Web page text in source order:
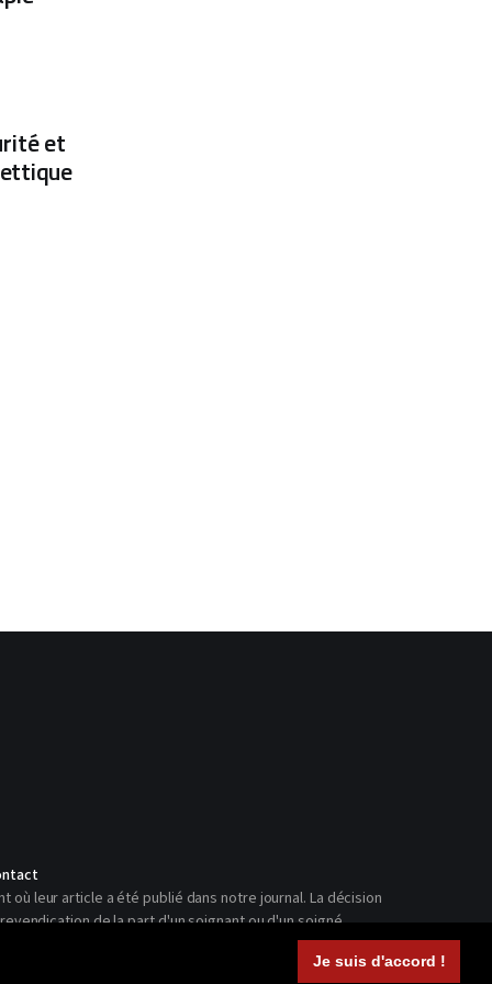
Je suis d'accord !
et
où leur article a été publié dans notre journal. La décision
de la part d'un soignant ou d'un soigné.